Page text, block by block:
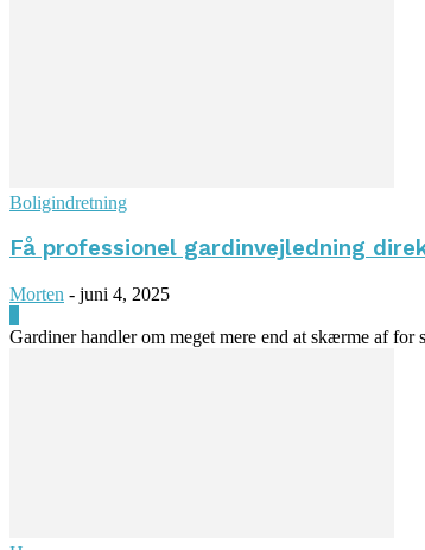
Boligindretning
Få professionel gardinvejledning
Morten - juni 4, 2025
Gardiner handler om meget mere end at skærme af